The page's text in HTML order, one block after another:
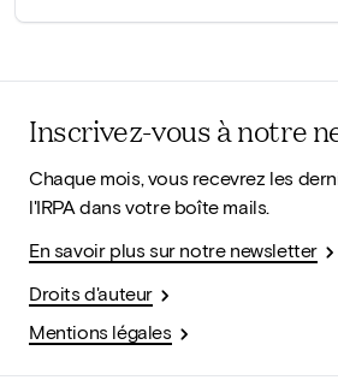
Inscrivez-vous à notre
Chaque mois, vous recevrez les
l'IRPA dans votre boîte mails.
En savoir plus sur notre newsletter
Droits d'auteur
Mentions légales